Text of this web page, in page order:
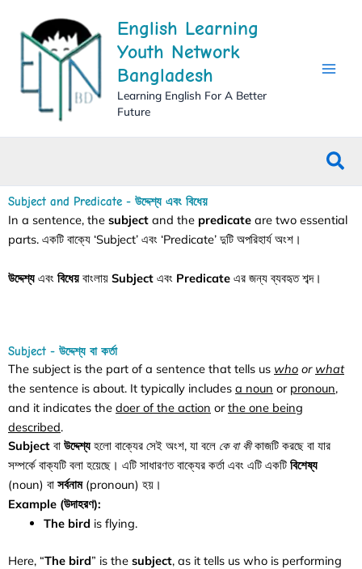
content
English Learning
Youth Network
Bangladesh
Learning English For A Better
Future
Subject and Predicate - উদ্দেশ্য এবং বিধেয়
In a sentence, the subject and the predicate are two essential
parts. একটি বাক্যে ‘Subject’ এবং ‘Predicate’ দুটি অপরিহার্য অংশ।
উদ্দেশ্য এবং বিধেয় বাংলায় Subject এবং Predicate এর জন্য ব্যবহৃত শব্দ।
Subject - উদ্দেশ্য বা কর্তা
The subject is the part of a sentence that tells us who or what
the sentence is about. It typically includes a noun or pronoun,
and it indicates the doer of the action orthe one being
described.
Subject বা উদ্দেশ্য হলো বাক্যের সেই অংশ, যা বলে কে বা কীকাজটি করছে বা যার
সম্পর্কে বাক্যটি বলা হয়েছে। এটি সাধারণত বাক্যের কর্তা এবং এটি একটি বিশেষ্য
(noun) বা সর্বনাম(pronoun) হয়।
Example (উদাহরণ):
The bird is flying.
Here, “The bird” is the subject, as it tells us who is performing